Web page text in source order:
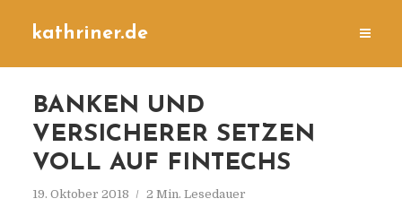
kathriner.de
BANKEN UND
VERSICHERER SETZEN
VOLL AUF FINTECHS
19. Oktober 2018 2 Min. Lesedauer